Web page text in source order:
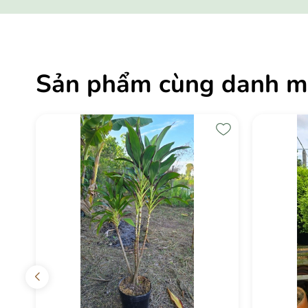
Sản phẩm cùng danh